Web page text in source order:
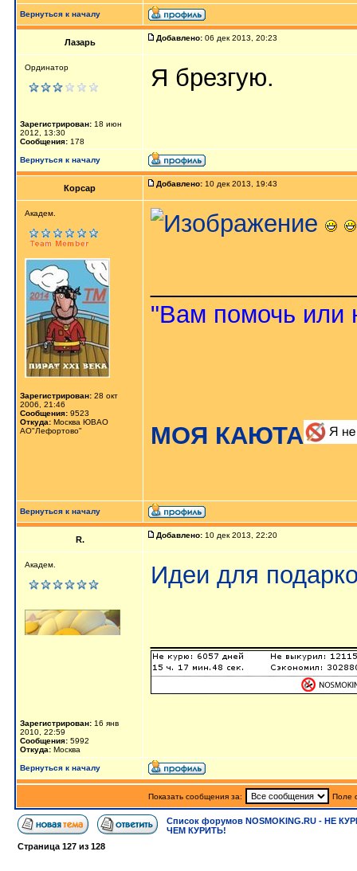
Вернуться к началу
Лазарь Добавлено: 06 дек 2013, 20:23
Ординатор
Зарегистрирован: 18 июн
2012, 13:30
Сообщения: 178
Я брезгую.
Вернуться к началу
Корсар Добавлено: 10 дек 2013, 19:43
Aкaдeм.
Зарегистрирован: 28 окт
2006, 21:46
Сообщения: 9523
Откуда: Москва ЮВАО
АО"Лефортово"
"Вам помочь или
МОЯ КАЮТА
Вернуться к началу
R. Добавлено: 10 дек 2013, 22:20
Академ.
Зарегистрирован: 16 янв
2010, 22:59
Сообщения: 5992
Откуда: Москва
Идеи для
Вернуться к началу
Показать сообщения за: Поле
Список форумов NOSMOKING.RU - НЕ
ЧЕМ КУРИТЬ!
Страница 127 из 128